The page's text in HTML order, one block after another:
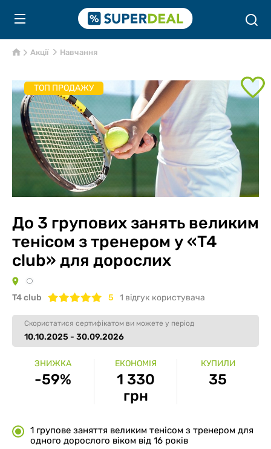
Акції Навчання
ТОП ПРОДАЖУ
До 3 групових занять великим
тенісом з тренером у «T4
club» для дорослих
T4 club 5 1 вiдгук користувача
Скористатися сертифікатом ви можете у період
10.10.2025 - 30.09.2026
ЗНИЖКА
-59%
ЕКОНОМІЯ
1 330
грн
КУПИЛИ
35
1 групове заняття великим тенісом з тренером для
одного дорослого віком від 16 років